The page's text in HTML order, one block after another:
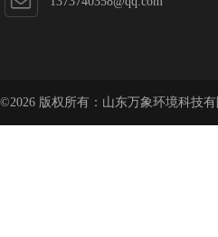
©2026 版权所有：山东万象环境科技